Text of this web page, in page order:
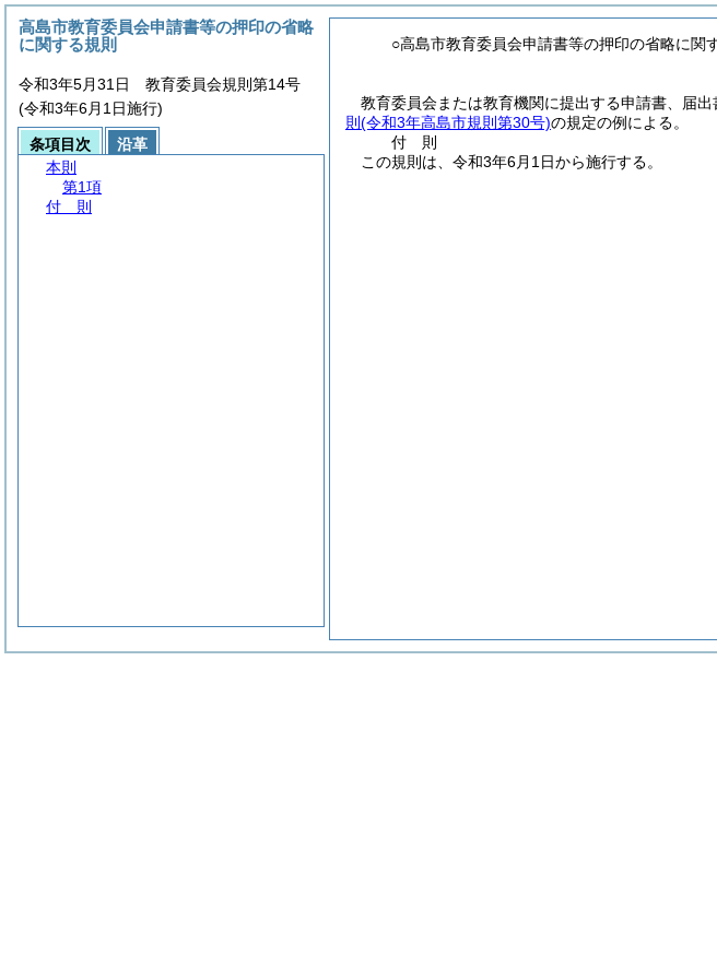
○高島市教育委員会申請書等の押印の省略に関
教育委員会または教育機関に提出する申請書、届
則 (令和3年高島市規則第30号)の規定の例による。
付 則
この規則は、令和3年6月1日から施行する。
高島市教育委員会申請書等の押印の省略
に関する規則
令和3年5月31日 教育委員会規則第14号
(令和3年6月1日施行)
条項目次
沿革
本則
第1項
付 則